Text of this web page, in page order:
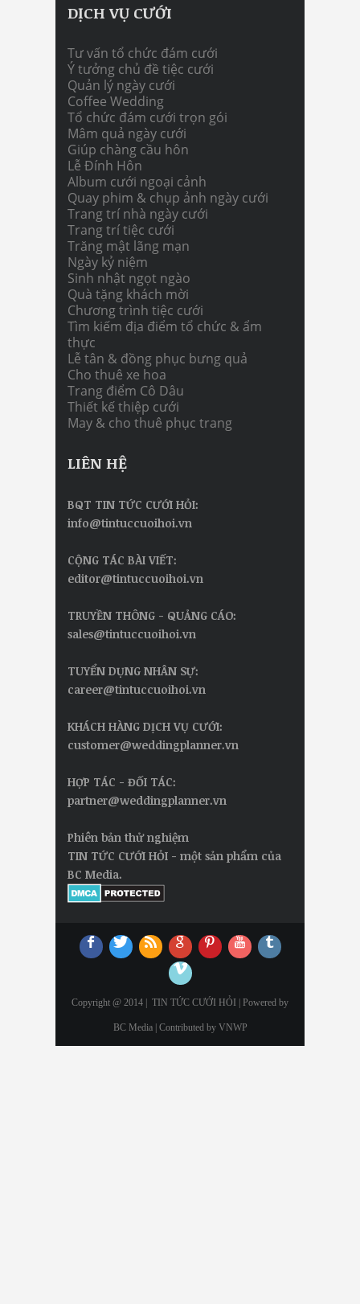
DỊCH VỤ CƯỚI
Tư vấn tổ chức đám cưới
Ý tưởng chủ đề tiệc cưới
Quản lý ngày cưới
Coffee Wedding
Tổ chức đám cưới trọn gói
Mâm quả ngày cưới
Giúp chàng cầu hôn
Lễ Đính Hôn
Album cưới ngoại cảnh
Quay phim & chụp ảnh ngày cưới
Trang trí nhà ngày cưới
Trang trí tiệc cưới
Trăng mật lãng mạn
Ngày kỷ niệm
Sinh nhật ngọt ngào
Quà tặng khách mời
Chương trình tiệc cưới
Tìm kiếm địa điểm tổ chức & ẩm
thực
Lễ tân & đồng phục bưng quả
Cho thuê xe hoa
Trang điểm Cô Dâu
Thiết kế thiệp cưới
May & cho thuê phục trang
LIÊN HỆ
BQT TIN TỨC CƯỚI HỎI:
info@tintuccuoihoi.vn
CỘNG TÁC BÀI VIẾT:
editor@tintuccuoihoi.vn
TRUYỀN THÔNG - QUẢNG CÁO:
sales@tintuccuoihoi.vn
TUYỂN DỤNG NHÂN SỰ:
career@tintuccuoihoi.vn
KHÁCH HÀNG DỊCH VỤ CƯỚI:
customer@weddingplanner.vn
HỢP TÁC - ĐỐI TÁC:
partner@weddingplanner.vn
Phiên bản thử nghiệm
TIN TỨC CƯỚI HỎI - một sản phẩm của
BC Media.
Copyright @ 2014 | TIN TỨC CƯỚI HỎI | Powered by
BC Media | Contributed by VNWP